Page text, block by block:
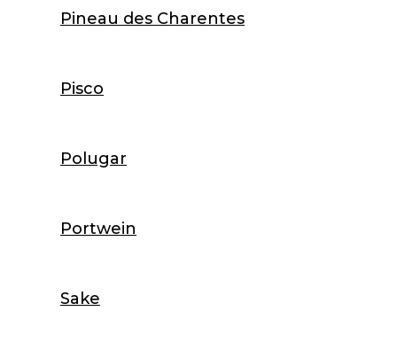
Pineau des Charentes
Pisco
Polugar
Portwein
Sake